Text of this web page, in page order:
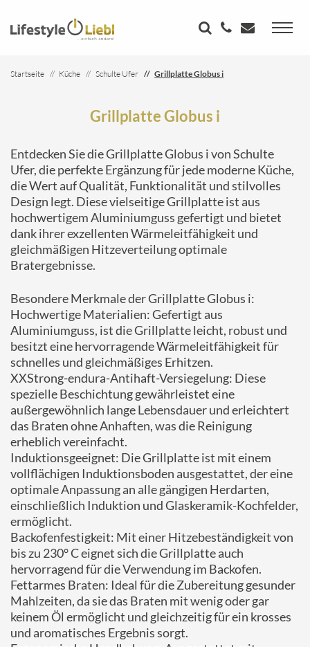
Startseite Küche Schulte Ufer Grillplatte Globus i
Grillplatte Globus i
Entdecken Sie die Grillplatte Globus i von Schulte
Ufer, die perfekte Ergänzung für jede moderne Küche,
die Wert auf Qualität, Funktionalität und stilvolles
Design legt. Diese vielseitige Grillplatte ist aus
hochwertigem Aluminiumguss gefertigt und bietet
dank ihrer exzellenten Wärmeleitfähigkeit und
gleichmäßigen Hitzeverteilung optimale
Bratergebnisse.
Besondere Merkmale der Grillplatte Globus i:
Hochwertige Materialien: Gefertigt aus
Aluminiumguss, ist die Grillplatte leicht, robust und
besitzt eine hervorragende Wärmeleitfähigkeit für
schnelles und gleichmäßiges Erhitzen.
XXStrong-endura-Antihaft-Versiegelung: Diese
spezielle Beschichtung gewährleistet eine
außergewöhnlich lange Lebensdauer und erleichtert
das Braten ohne Anhaften, was die Reinigung
erheblich vereinfacht.
Induktionsgeeignet: Die Grillplatte ist mit einem
vollflächigen Induktionsboden ausgestattet, der eine
optimale Anpassung an alle gängigen Herdarten,
einschließlich Induktion und Glaskeramik-Kochfelder,
ermöglicht.
Backofenfestigkeit: Mit einer Hitzebeständigkeit von
bis zu 230° C eignet sich die Grillplatte auch
hervorragend für die Verwendung im Backofen.
Fettarmes Braten: Ideal für die Zubereitung gesunder
Mahlzeiten, da sie das Braten mit wenig oder gar
keinem Öl ermöglicht und gleichzeitig für ein krosses
und aromatisches Ergebnis sorgt.